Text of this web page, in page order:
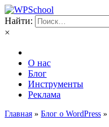
Найти:
×
О нас
Блог
Инструменты
Реклама
Главная » Блог о WordPress »